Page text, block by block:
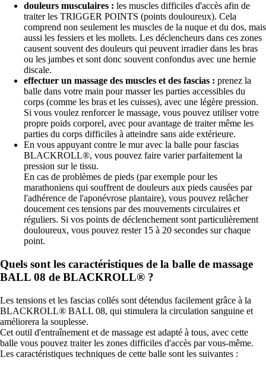
douleurs musculaires : les muscles difficiles d'accès afin de
traiter les TRIGGER POINTS (points douloureux). Cela
comprend non seulement les muscles de la nuque et du dos, mais
aussi les fessiers et les mollets. Les déclencheurs dans ces zones
causent souvent des douleurs qui peuvent irradier dans les bras
ou les jambes et sont donc souvent confondus avec une hernie
discale.
effectuer un massage des muscles et des fascias : prenez la
balle dans votre main pour masser les parties accessibles du
corps (comme les bras et les cuisses), avec une légère pression.
Si vous voulez renforcer le massage, vous pouvez utiliser votre
propre poids corporel, avec pour avantage de traiter même les
parties du corps difficiles à atteindre sans aide extérieure.
En vous appuyant contre le mur avec la balle pour fascias
BLACKROLL®, vous pouvez faire varier parfaitement la
pression sur le tissu.
En cas de problèmes de pieds (par exemple pour les
marathoniens qui souffrent de douleurs aux pieds causées par
l'adhérence de l'aponévrose plantaire), vous pouvez relâcher
doucement ces tensions par des mouvements circulaires et
réguliers. Si vos points de déclenchement sont particulièrement
douloureux, vous pouvez rester 15 à 20 secondes sur chaque
point.
Quels sont les caractéristiques de la balle de massage
BALL 08 de BLACKROLL® ?
Les tensions et les fascias collés sont détendus facilement grâce à la
BLACKROLL® BALL 08, qui stimulera la circulation sanguine et
améliorera la souplesse.
Cet outil d'entraînement et de massage est adapté à tous, avec cette
balle vous pouvez traiter les zones difficiles d'accès par vous-même.
Les caractéristiques techniques de cette balle sont les suivantes :